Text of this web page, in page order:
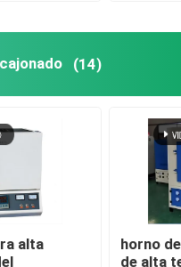
caja de la atmósfera
(14)
alta
horno
de alta